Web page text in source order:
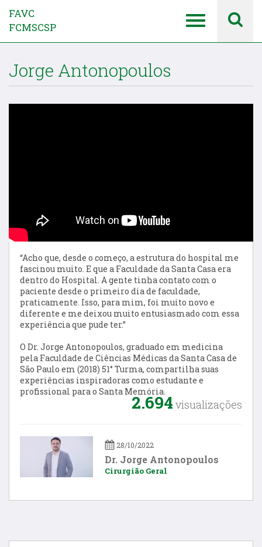
FAVC
FCMSCSP
Jorge Antonopoulos
“Acho que, desde o começo, a estrutura do hospital me
fascinou muito. E que a Faculdade da Santa Casa era
dentro do Hospital. A gente tinha contato com o
paciente desde o primeiro dia de faculdade,
praticamente. Isso, para mim, foi muito novo e
diferente e me deixou muito entusiasmado com essa
experiência que pude ter.”
O Dr. Jorge Antonopoulos, graduado em medicina
pela Faculdade de Ciências Médicas da Santa Casa de
São Paulo em (2018) 51° Turma, compartilha suas
experiências inspiradoras como estudante e
profissional para o Santa Memória.
2.694 visualizações
28/10/2022
Dr. Jorge Antonopoulos
Cirurgião Geral